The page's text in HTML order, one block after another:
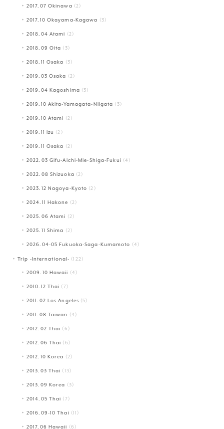
2017.07 Okinawa (2)
2017.10 Okayama-Kagawa (3)
2018.04 Atami (2)
2018.09 Oita (3)
2018.11 Osaka (3)
2019.03 Osaka (2)
2019.04 Kagoshima (3)
2019.10 Akita-Yamagata-Niigata (3)
2019.10 Atami (2)
2019.11 Izu (2)
2019.11 Osaka (2)
2022.03 Gifu-Aichi-Mie-Shiga-Fukui (4)
2022.08 Shizuoka (2)
2023.12 Nagoya-Kyoto (2)
2024.11 Hakone (2)
2025.06 Atami (2)
2025.11 Shima (2)
2026.04-05 Fukuoka-Saga-Kumamoto (4)
Trip -International- (122)
2009.10 Hawaii (4)
2010.12 Thai (7)
2011.02 Los Angeles (5)
2011.08 Taiwan (4)
2012.02 Thai (6)
2012.06 Thai (6)
2012.10 Korea (2)
2013.03 Thai (13)
2013.09 Korea (3)
2014.05 Thai (7)
2016.09-10 Thai (11)
2017.06 Hawaii (6)